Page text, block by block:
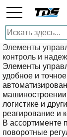
Элементы
контроль и
Элементы
удобное и
логистике и
реагирование и
В ассортименте
поворотные